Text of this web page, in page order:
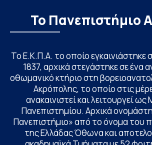
Το Πανεπιστήμιο
Το Ε.Κ.Π.Α. το οποίο εγκαινιάστηκε
1837, αρχικά στεγάστηκε σε ένα
οθωμανικό κτήριο στη
Ακρόπολης, το οποίο στις
ανακαινιστεί και λειτουργεί
Πανεπιστημίου. Αρχικά
Πανεπιστήμιο» από το όνομα του
της Ελλάδας Όθωνα και